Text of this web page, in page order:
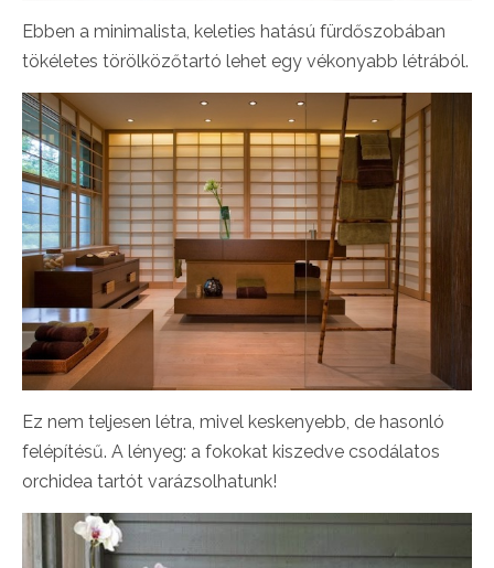
Ebben a minimalista, keleties hatású fürdőszobában
tökéletes törölközőtartó lehet egy vékonyabb létrából.
Ez nem teljesen létra, mivel keskenyebb, de hasonló
felépítésű. A lényeg: a fokokat kiszedve csodálatos
orchidea tartót varázsolhatunk!